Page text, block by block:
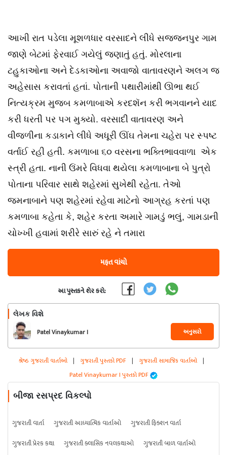
આખી રાત પડેલા મૂશળધાર વરસાદને લીધે સજ્જનપુર ગામ
જાણે બેટમાં ફેરવાઈ ગયેલું જણાતું હતું. મોરલાના
ટહુકાઓના અને દેડકાઓના અવાજો વાતાવરણને અલગ જ
અહેસાસ કરાવતાં હતાં. પોતાની પથારીમાંથી ઊભા થઈ
નિત્યક્રમ મુજબ કમળાબાએ કરદશૅન કરી ભગવાનને યાદ
કરી ધરતી પર પગ મુક્યો. વરસાદી વાતાવરણ અને
વીજળીના કડાકાને લીધે અધૂરી ઊંઘ તેમના ચહેરા પર સ્પષ્ટ
વર્તાઈ રહી હતી. કમળાબા ૬૦ વરસના ભક્તિભાવવાળા એક
સ્ત્રી હતા. નાની ઉંમરે વિધવા થયેલા કમળાબાના બે પુત્રો
પોતાના પરિવાર સાથે શહેરમાં સુખેથી રહેતા. તેઓ
જમનાબાને પણ શહેરમાં રહેવા માટેનો આગ્રહ કરતાં પણ
કમળાબા કહેતા કે, શહેર કરતા અમારે ગામડું ભલું, ગામડાની
ચોખ્ખી હવામાં શરીરે સારું રહે ને તમારા
મફત વાંચો
આ પુસ્તકને શેર કરો:
લેખક વિશે
Patel Vinaykumar I અનુસરો
શ્રેષ્ઠ ગુજરાતી વાર્તાઓ | ગુજરાતી પુસ્તકો PDF | ગુજરાતી સામાજિક વાર્તાઓ |
Patel Vinaykumar I પુસ્તકો PDF
બીજા રસપ્રદ વિકલ્પો
ગુજરાતી વાર્તા ગુજરાતી આધ્યાત્મિક વાર્તાઓ
ગુજરાતી ફિક્શન વાર્તા
ગુજરાતી પ્રેરક કથા
ગુજરાતી ક્લાસિક નવલકથાઓ ગુજરાતી બાળ વાર્તાઓ